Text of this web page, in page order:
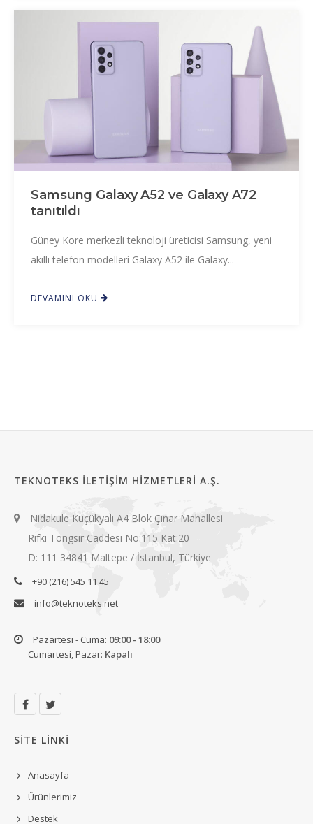
Samsung Galaxy A52 ve Galaxy A72
tanıtıldı
Güney Kore merkezli teknoloji üreticisi Samsung, yeni
akıllı telefon modelleri Galaxy A52 ile Galaxy...
DEVAMINI OKU
TEKNOTEKS İLETIŞIM HIZMETLERI A.Ş.
Nidakule Küçükyalı A4 Blok Çınar Mahallesi
Rıfkı Tongsir Caddesi No:115 Kat:20
D: 111 34841 Maltepe / İstanbul, Türkiye
+90 (216) 545 11 45
info@teknoteks.net
Pazartesi - Cuma: 09:00 - 18:00
Cumartesi, Pazar: Kapalı
SITE LINKI
Anasayfa
Ürünlerimiz
Destek